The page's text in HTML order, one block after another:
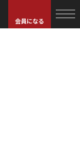
会員になる